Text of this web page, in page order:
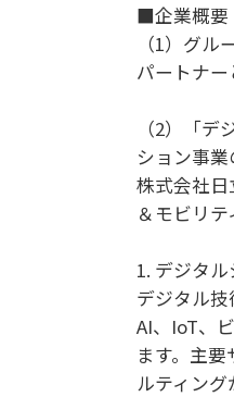
■企業概要
（1）グ
パートナー
（2）「
ション事業
株式会社
＆モビリ
1. デジタ
デジタル技
AI、IoT、
ます。主
ルティン